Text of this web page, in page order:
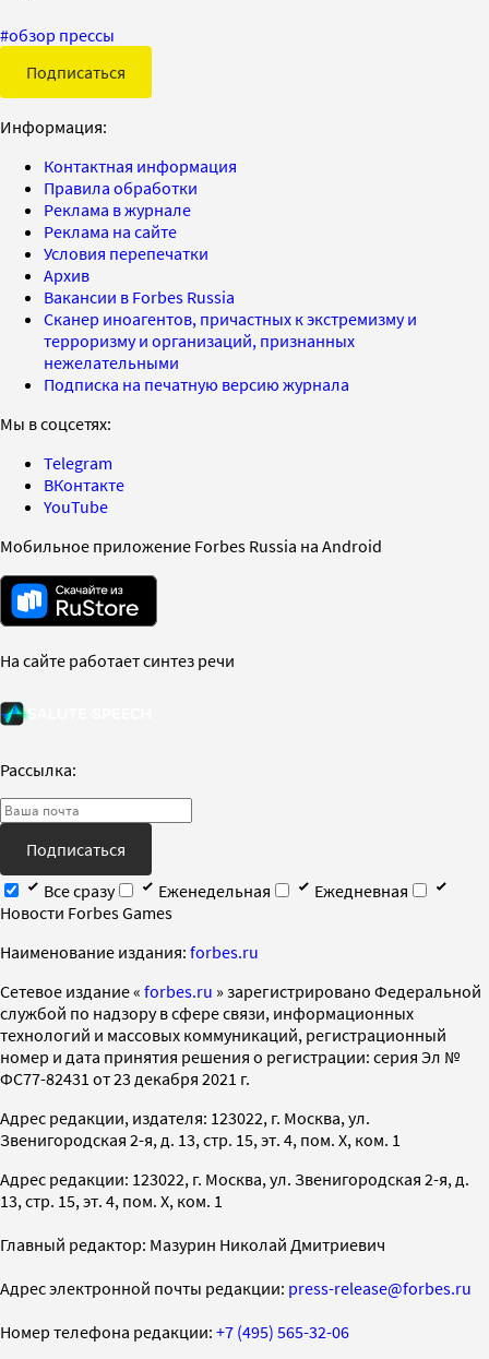
#обзор прессы
Подписаться
Информация:
Контактная информация
Правила обработки
Реклама в журнале
Реклама на сайте
Условия перепечатки
Архив
Вакансии в Forbes Russia
Сканер иноагентов, причастных к экстремизму и
терроризму и организаций, признанных
нежелательными
Подписка на печатную версию журнала
Мы в соцсетях:
Telegram
ВКонтакте
YouTube
Мобильное приложение Forbes Russia на Android
На сайте работает синтез речи
Рассылка:
Подписаться
Все сразу
Еженедельная
Ежедневная
Новости Forbes Games
Наименование издания: forbes.ru
Cетевое издание « forbes.ru » зарегистрировано Федеральной
службой по надзору в сфере связи, информационных
технологий и массовых коммуникаций, регистрационный
номер и дата принятия решения о регистрации: серия Эл №
ФС77-82431 от 23 декабря 2021 г.
Адрес редакции, издателя: 123022, г. Москва, ул.
Звенигородская 2-я, д. 13, стр. 15, эт. 4, пом. X, ком. 1
Адрес редакции: 123022, г. Москва, ул. Звенигородская 2-я, д.
13, стр. 15, эт. 4, пом. X, ком. 1
Главный редактор: Мазурин Николай Дмитриевич
Адрес электронной почты редакции: press-release@forbes.ru
Номер телефона редакции: +7 (495) 565-32-06